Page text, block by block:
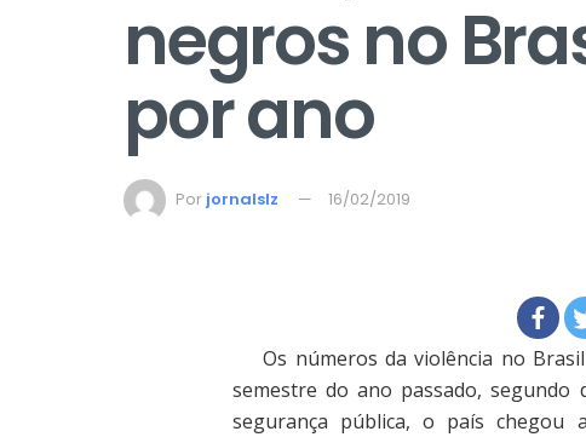
negros no
por ano
Por jornalslz 16/02/2019
Os números da violência no
semestre do ano passado, segundo
segurança pública, o país chegou a